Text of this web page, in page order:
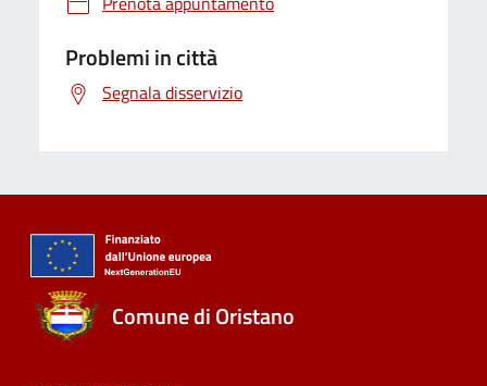
Problemi in città
Segnala disservizio
Comune di Oristano